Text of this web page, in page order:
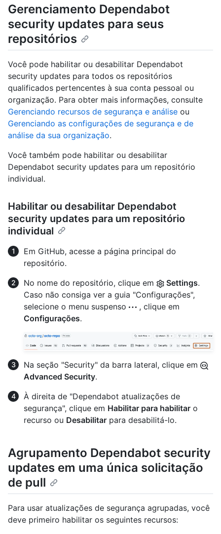
Gerenciamento Dependabot
security updates para seus
repositórios
Você pode habilitar ou desabilitar Dependabot
security updates para todos os repositórios
qualificados pertencentes à sua conta pessoal ou
organização. Para obter mais informações, consulte
Gerenciando recursos de segurança e análise ou
Gerenciando as configurações de segurança e de
análise da sua organização.
Você também pode habilitar ou desabilitar
Dependabot security updates para um repositório
individual.
Habilitar ou desabilitar Dependabot
security updates para um repositório
individual
Em GitHub, acesse a página principal do
repositório.
No nome do repositório, clique em
Settings.
Caso não consiga ver a guia "Configurações",
selecione o menu suspenso
, clique em
Configurações.
Na seção "Security" da barra lateral, clique em
Advanced Security.
À direita de "Dependabot atualizações de
segurança", clique em Habilitar para habilitar o
recurso ou Desabilitar para desabilitá-lo.
Agrupamento Dependabot security
updates em uma única solicitação
de pull
Para usar atualizações de segurança agrupadas, você
deve primeiro habilitar os seguintes recursos: